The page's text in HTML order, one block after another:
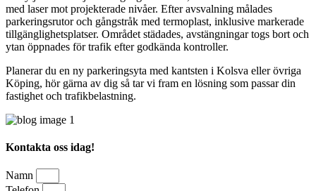
med laser mot projekterade nivåer. Efter avsvalning målades
parkeringsrutor och gångstråk med termoplast, inklusive markerade
tillgänglighetsplatser. Området städades, avstängningar togs bort och
ytan öppnades för trafik efter godkända kontroller.
Planerar du en ny parkeringsyta med kantsten i Kolsva eller övriga
Köping, hör gärna av dig så tar vi fram en lösning som passar din
fastighet och trafikbelastning.
Kontakta oss idag!
Namn